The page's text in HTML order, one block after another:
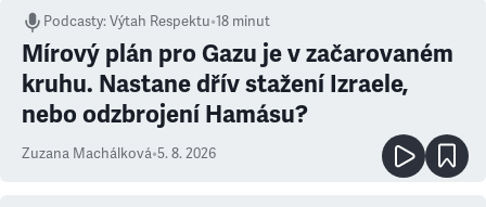
Podcasty:Výtah Respektu•18 minut
Mírový plán pro Gazu je v začarovaném
kruhu. Nastane dřív stažení Izraele,
nebo odzbrojení Hamásu?
Zuzana Machálková•5. 8. 2026